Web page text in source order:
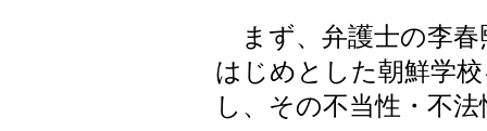
まず、弁護士の李春
はじめとした朝鮮学
し、その不当性・不